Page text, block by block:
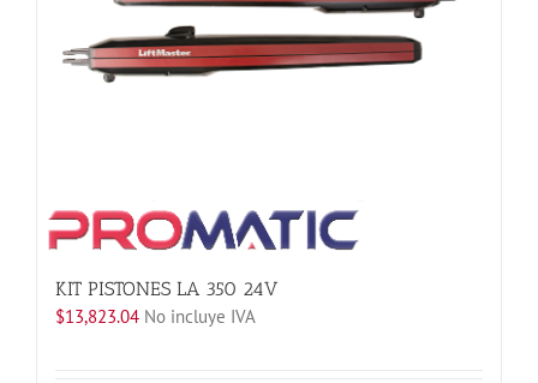
página
de
KIT PISTONES LA 350 24V
$13,823.04 No incluye IVA